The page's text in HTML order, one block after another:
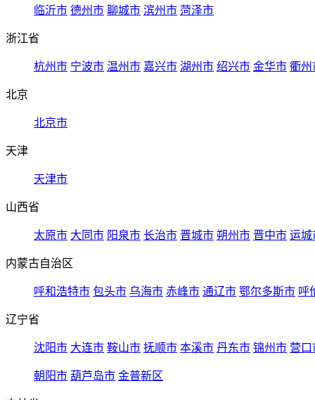
临沂市 德州市 聊城市 滨州市 菏泽市
浙江省
杭州市 宁波市 温州市 嘉兴市 湖州市 绍兴市 金华市 衢州
北京
北京市
天津
天津市
山西省
太原市 大同市 阳泉市 长治市 晋城市 朔州市 晋中市 运城
内蒙古自治区
呼和浩特市 包头市 乌海市 赤峰市 通辽市 鄂尔多斯市 呼
辽宁省
沈阳市 大连市 鞍山市 抚顺市 本溪市 丹东市 锦州市 营口
朝阳市 葫芦岛市 金普新区